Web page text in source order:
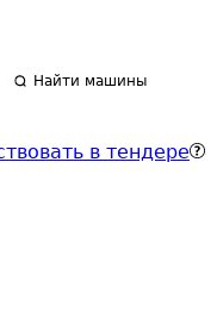
Найти машины
в тендере